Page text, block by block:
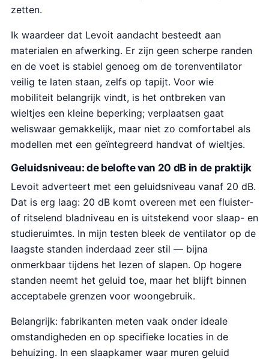
zetten.
Ik waardeer dat Levoit aandacht besteedt aan
materialen en afwerking. Er zijn geen scherpe randen
en de voet is stabiel genoeg om de torenventilator
veilig te laten staan, zelfs op tapijt. Voor wie
mobiliteit belangrijk vindt, is het ontbreken van
wieltjes een kleine beperking; verplaatsen gaat
weliswaar gemakkelijk, maar niet zo comfortabel als
modellen met een geïntegreerd handvat of wieltjes.
Geluidsniveau: de belofte van 20 dB in de praktijk
Levoit adverteert met een geluidsniveau vanaf 20 dB.
Dat is erg laag: 20 dB komt overeen met een fluister-
of ritselend bladniveau en is uitstekend voor slaap- en
studieruimtes. In mijn testen bleek de ventilator op de
laagste standen inderdaad zeer stil — bijna
onmerkbaar tijdens het lezen of slapen. Op hogere
standen neemt het geluid toe, maar het blijft binnen
acceptabele grenzen voor woongebruik.
Belangrijk: fabrikanten meten vaak onder ideale
omstandigheden en op specifieke locaties in de
behuizing. In een slaapkamer waar muren geluid